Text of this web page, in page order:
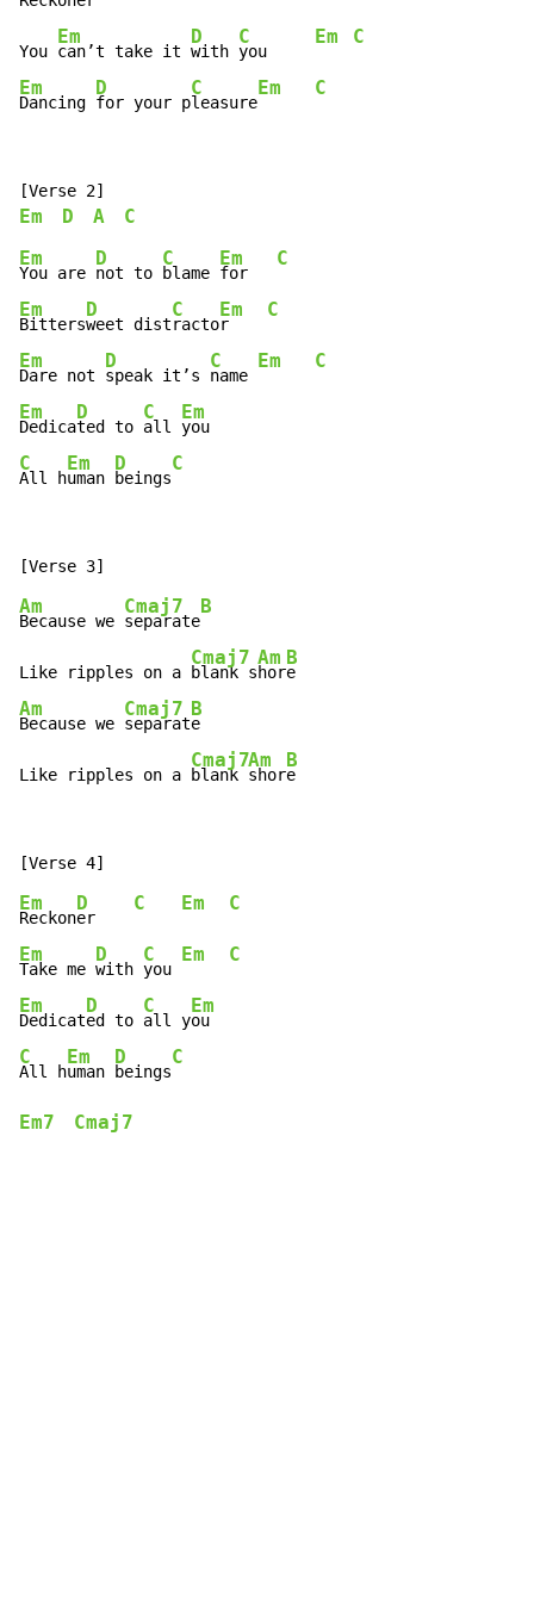
You
Em
can’t take it
D
with
C
you
Em C
Em
Dancing
D
for your p
C
leasure
Em C
Em D A
C
Em
You are
D
not to
C
blame
Em
for
C
Em
Bitters
D
weet dist
C
racto
Em
r
C
Em
Dare not
D
speak it’s
C
name
Em C
Em
Dedica
D
ted to
C
all
Em
C
All h
Em
uman
D
beings
C
Am
Because we
Cmaj7
separate
B
Like ripples on a
Cmaj7
blank s
Am
hor
B
Am
Because we
Cmaj7
separat
B
e
Like ripples on a
Cmaj7
blank
Am
shor
B
e
Em
Reckon
D
er
C Em C
Em
Take me
D
with
C
you
Em C
Em
Dedicat
D
ed to
C
all y
Em
C
All h
Em
uman
D
beings
C
Em7 Cmaj7